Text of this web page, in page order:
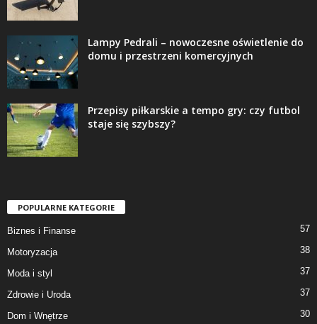
Lampy Pedrali – nowoczesne oświetlenie do
domu i przestrzeni komercyjnych
Przepisy piłkarskie a tempo gry: czy futbol
staje się szybszy?
POPULARNE KATEGORIE
Biznes i Finanse 57
Motoryzacja 38
Moda i styl 37
Zdrowie i Uroda 37
Dom i Wnętrze 30